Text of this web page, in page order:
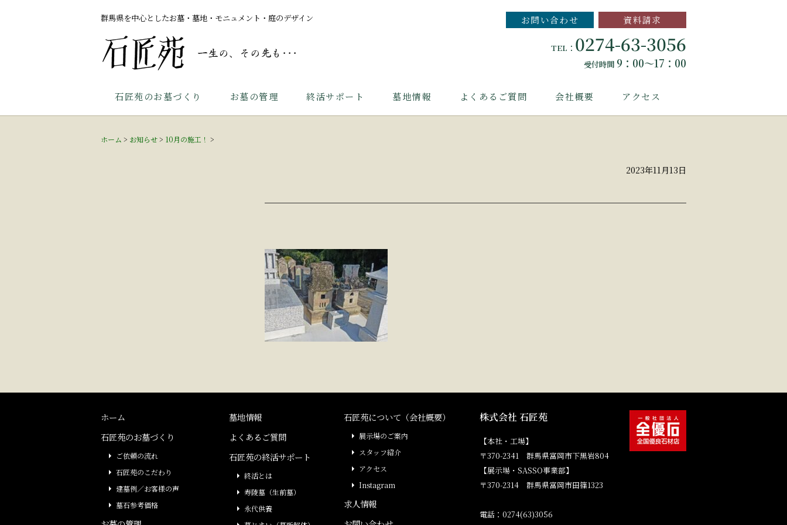
群馬県を中心としたお墓・墓地・モニュメント・庭のデザイン お問い合わせ 資料請求
TEL： 0274-63-3056
受付時間 9：00～17：00
石匠苑のお墓づくり お墓の管理 終活サポート 墓地情報 よくあるご質問 会社概要 アクセス
ホーム > お知らせ> 10月の施工！ >
2023年11月13日
ホーム
石匠苑のお墓づくり
ご依頼の流れ
石匠苑のこだわり
建墓例／お客様の声
墓石参考価格
墓地情報
よくあるご質問
石匠苑の終活サポート
終活とは
寿陵墓（生前墓）
永代供養
石匠苑について（会社概要）
展示場のご案内
スタッフ紹介
アクセス
Instagram
求人情報
株式会社 石匠苑
【本社・工場】
〒370-2341 群馬県富岡市下黒岩804
【展示場・SASSO事業部】
〒370-2314 群馬県富岡市田篠1323
電話：0274(63)3056